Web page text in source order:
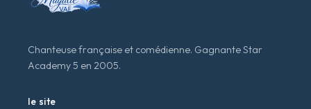
Chanteuse française et comédienne. Gagnante Star
Academy 5 en 2005.
le site